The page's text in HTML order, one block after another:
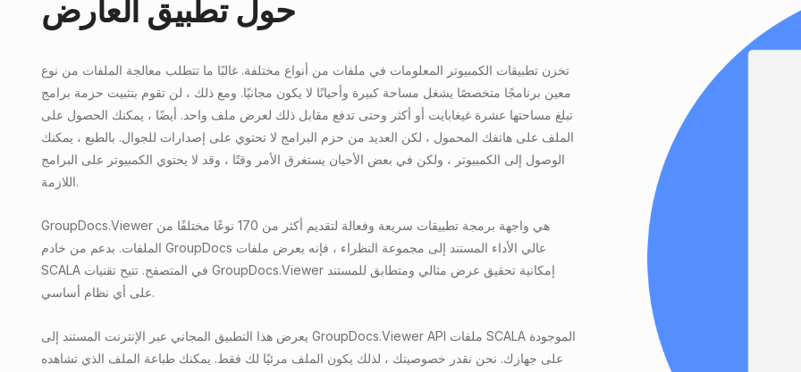
حول تطبيق العارض
تخزن تطبيقات الكمبيوتر المعلومات في ملفات من أنواع مختلفة. غالبًا ما تتطلب معالجة الملفات من نوع
معين برنامجًا متخصصًا يشغل مساحة كبيرة وأحيانًا لا يكون مجانيًا. ومع ذلك ، لن تقوم بتثبيت حزمة برامج
تبلغ مساحتها عشرة غيغابايت أو أكثر وحتى تدفع مقابل ذلك لعرض ملف واحد. أيضًا ، يمكنك الحصول على
الملف على هاتفك المحمول ، لكن العديد من حزم البرامج لا تحتوي على إصدارات للجوال. بالطبع ، يمكنك
الوصول إلى الكمبيوتر ، ولكن في بعض الأحيان يستغرق الأمر وقتًا ، وقد لا يحتوي الكمبيوتر على البرامج
اللازمة.
GroupDocs.Viewer هي واجهة برمجة تطبيقات سريعة وفعالة لتقديم أكثر من 170 نوعًا مختلفًا من
الملفات. بدعم من خادم GroupDocs عالي الأداء المستند إلى مجموعة النظراء ، فإنه يعرض ملفات
SCALA في المتصفح. تتيح تقنيات GroupDocs.Viewer إمكانية تحقيق عرض مثالي ومتطابق للمستند
على أي نظام أساسي.
يعرض هذا التطبيق المجاني عبر الإنترنت المستند إلى GroupDocs.Viewer API ملفات SCALA الموجودة
على جهازك. نحن نقدر خصوصيتك ، لذلك يكون الملف مرئيًا لك فقط. يمكنك طباعة الملف الذي تشاهده